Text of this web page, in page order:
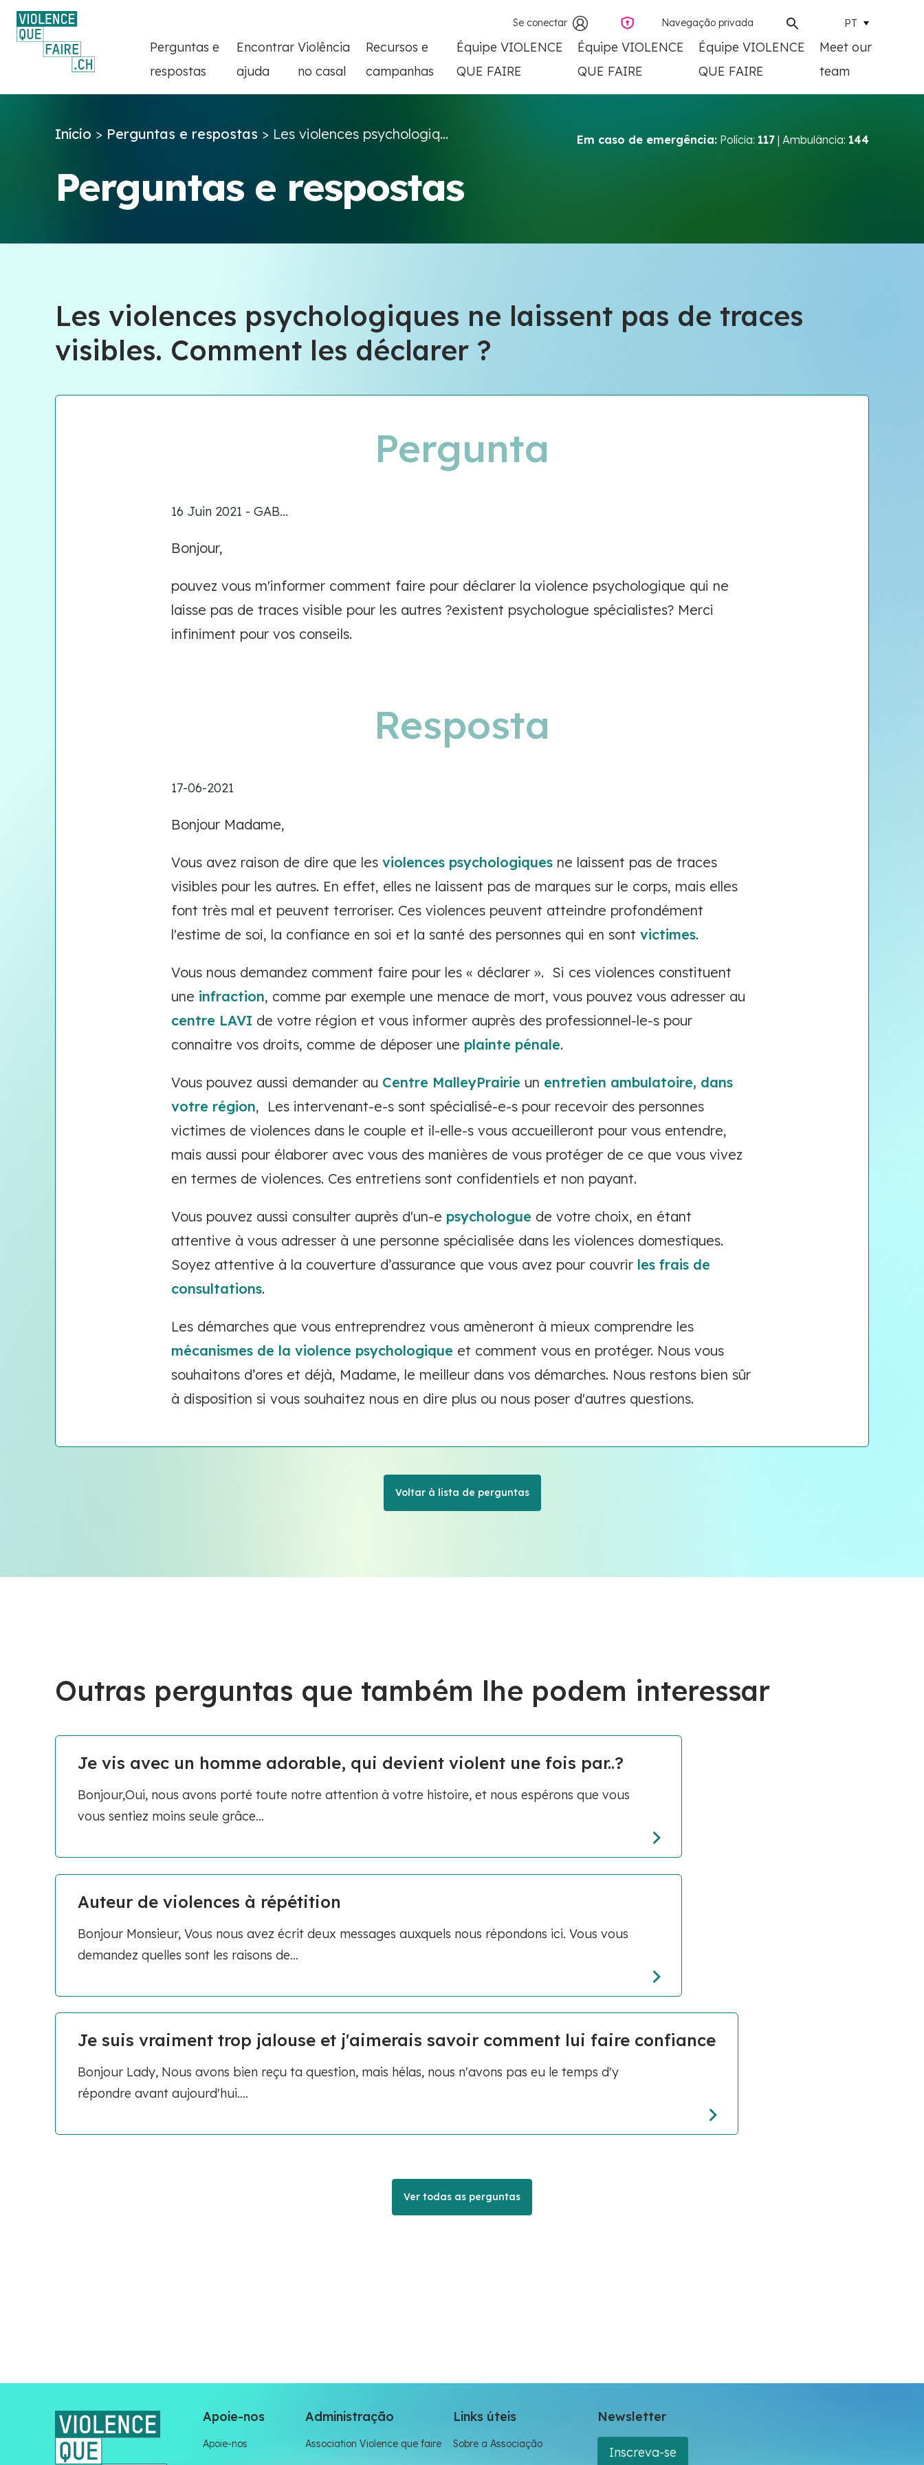
Se conectar Navegação privada PT
Perguntas e
respostas
Encontrar
ajuda
Violência
no casal
Recursos e
campanhas
Équipe VIOLENCE
QUE FAIRE
Équipe VIOLENCE
QUE FAIRE
Équipe VIOLENCE
QUE FAIRE
Meet our
team
Início > Perguntas e respostas > Les violences psychologiq... Em caso de emergência: Polícia: 117 | Ambulância: 144
Perguntas e respostas
Les violences psychologiques ne laissent pas de traces
visibles. Comment les déclarer ?
Pergunta
16 Juin 2021 - GAB...
Bonjour,
pouvez vous m'informer comment faire pour déclarer la violence psychologique qui ne
laisse pas de traces visible pour les autres ?existent psychologue spécialistes? Merci
infiniment pour vos conseils.
Resposta
17-06-2021
Bonjour Madame,
Vous avez raison de dire que les violences psychologiques ne laissent pas de traces
visibles pour les autres. En effet, elles ne laissent pas de marques sur le corps, mais elles
font très mal et peuvent terroriser. Ces violences peuvent atteindre profondément
l'estime de soi, la confiance en soi et la santé des personnes qui en sont victimes.
Vous nous demandez comment faire pour les « déclarer ». Si ces violences constituent
une infraction, comme par exemple une menace de mort, vous pouvez vous adresser au
centre LAVI de votre région et vous informer auprès des professionnel-le-s pour
connaitre vos droits, comme de déposer une plainte pénale.
Vous pouvez aussi demander au Centre MalleyPrairie un entretien ambulatoire, dans
votre région, Les intervenant-e-s sont spécialisé-e-s pour recevoir des personnes
victimes de violences dans le couple et il-elle-s vous accueilleront pour vous entendre,
mais aussi pour élaborer avec vous des manières de vous protéger de ce que vous vivez
en termes de violences. Ces entretiens sont confidentiels et non payant.
Vous pouvez aussi consulter auprès d'un-e psychologue de votre choix, en étant
attentive à vous adresser à une personne spécialisée dans les violences domestiques.
Soyez attentive à la couverture d’assurance que vous avez pour couvrir les frais de
consultations.
Les démarches que vous entreprendrez vous amèneront à mieux comprendre les
mécanismes de la violence psychologique et comment vous en protéger. Nous vous
souhaitons d’ores et déjà, Madame, le meilleur dans vos démarches. Nous restons bien sûr
à disposition si vous souhaitez nous en dire plus ou nous poser d'autres questions.
Voltar à lista de perguntas
Outras perguntas que também lhe podem interessar
Je vis avec un homme adorable, qui devient violent une fois par..?
Bonjour,Oui, nous avons porté toute notre attention à votre histoire, et nous espérons que vous
vous sentiez moins seule grâce...
Auteur de violences à répétition
Bonjour Monsieur, Vous nous avez écrit deux messages auxquels nous répondons ici. Vous vous
demandez quelles sont les raisons de...
Je suis vraiment trop jalouse et j'aimerais savoir comment lui faire confiance
Bonjour Lady, Nous avons bien reçu ta question, mais hélas, nous n'avons pas eu le temps d'y
répondre avant aujourd'hui....
Ver todas as perguntas
Apoie-nos
Apoie-nos
Administração
Association Violence que faire
Links úteis
Sobre a Associação
Newsletter
Inscreva-se